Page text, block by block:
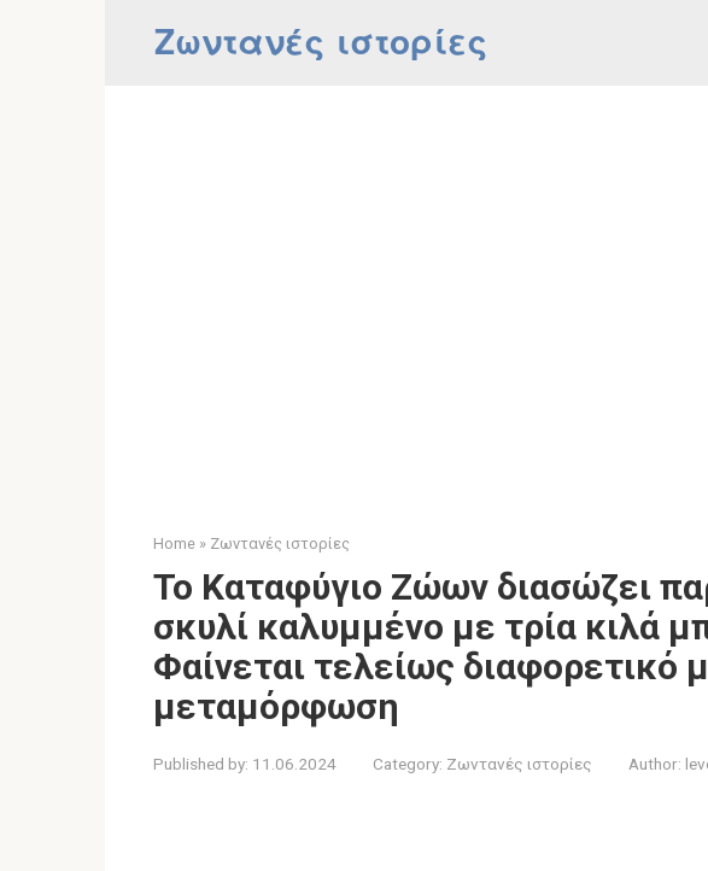
Ζωντανές ιστορίες
Home » Ζωντανές ιστορίες
Το Καταφύγιο Ζώων διασώζει
σκυλί καλυμμένο με τρία κιλά
Φαίνεται τελείως διαφορετικό
μεταμόρφωση
Published by: 11.06.2024 Category: Ζωντανές ιστορίες Author: